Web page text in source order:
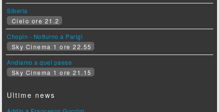
Siberia
Cielo ore 21.2
Chopin - Notturno a Parigi
Sky Cinema 1 ore 22.55
Andiamo a quel paese
Sky Cinema 1 ore 21.15
Ultime news